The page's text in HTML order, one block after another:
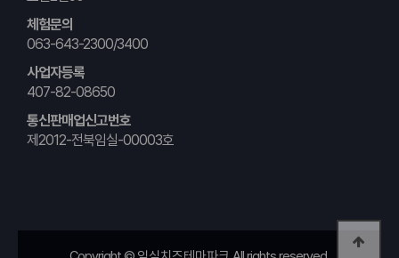
체험문의
063-643-2300/3400
사업자등록
407-82-08650
통신판매업신고번호
제2012-전북임실-00003호